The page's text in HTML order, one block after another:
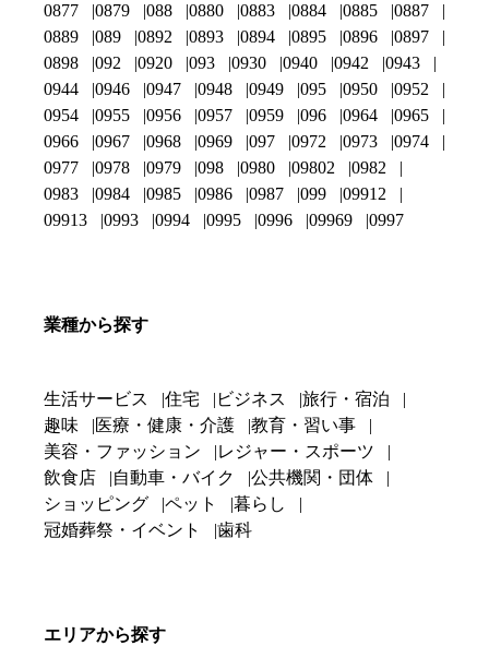
0877
0879 088 0880 0883 0884 0885
0887
0889
089 0892 0893 0894 0895 0896
0897
0898
092 0920 093 0930 0940 0942
0943
0944
0946 0947 0948 0949 095 0950
0952
0954
0955 0956 0957 0959 096 0964
0965
0966
0967 0968 0969 097 0972 0973
0974
0977
0978 0979 098 0980 09802
0982
0983
0984 0985 0986 0987 099
09912
09913
0993 0994 0995 0996 09969 0997
業種から探す
生活サービス 住宅 ビジネス
旅行・宿泊
趣味
医療・健康・介護
教育・習い事
美容・ファッション
レジャー・スポーツ
飲食店
自動車・バイク
公共機関・団体
ショッピング
ペット
暮らし
冠婚葬祭・イベント
歯科
エリアから探す